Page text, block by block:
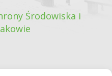
Środowiska i